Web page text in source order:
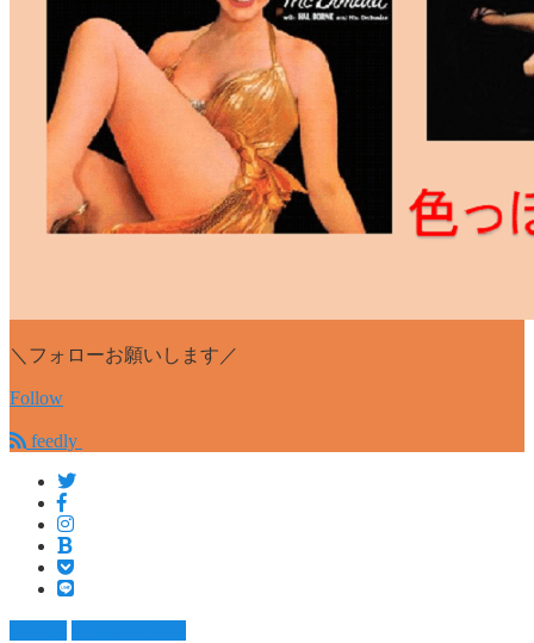
＼フォローお願いします／
Follow
feedly